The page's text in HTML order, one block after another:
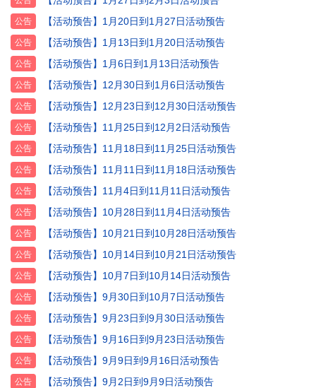
公告 【活动预告】1月20日到1月27日活动预告
公告 【活动预告】1月13日到1月20日活动预告
公告 【活动预告】1月6日到1月13日活动预告
公告 【活动预告】12月30日到1月6日活动预告
公告 【活动预告】12月23日到12月30日活动预告
公告 【活动预告】11月25日到12月2日活动预告
公告 【活动预告】11月18日到11月25日活动预告
公告 【活动预告】11月11日到11月18日活动预告
公告 【活动预告】11月4日到11月11日活动预告
公告 【活动预告】10月28日到11月4日活动预告
公告 【活动预告】10月21日到10月28日活动预告
公告 【活动预告】10月14日到10月21日活动预告
公告 【活动预告】10月7日到10月14日活动预告
公告 【活动预告】9月30日到10月7日活动预告
公告 【活动预告】9月23日到9月30日活动预告
公告 【活动预告】9月16日到9月23日活动预告
公告 【活动预告】9月9日到9月16日活动预告
公告 【活动预告】9月2日到9月9日活动预告